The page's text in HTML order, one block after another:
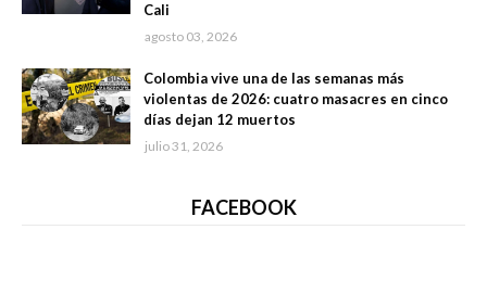
Cali
agosto 03, 2026
Colombia vive una de las semanas más
violentas de 2026: cuatro masacres en cinco
días dejan 12 muertos
julio 31, 2026
FACEBOOK